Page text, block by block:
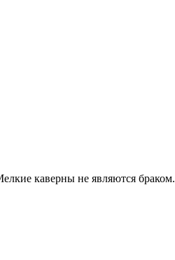
каверны не являются браком.